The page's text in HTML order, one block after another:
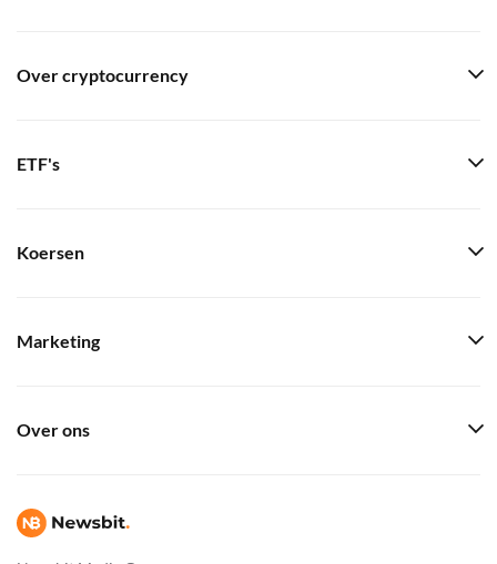
Over cryptocurrency
ETF's
Koersen
Marketing
Over ons